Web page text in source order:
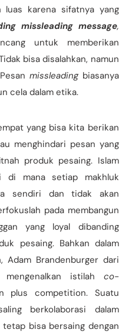
karena sifatnya yang
missleading message,
untuk memberikan
bisa disalahkan, namun
missleadingbiasanya
cela dalam etika.
yang bisa kita berikan
menghindari pesan yang
produk pesaing. Islam
di mana setiap makhluk
sendiri dan tidak akan
pada membangun
yang loyal dibanding
pesaing. Bahkan dalam
Adam Brandenburger dari
istilah co-
plus competition. Suatu
berkolaborasi dalam
bisa bersaing dengan